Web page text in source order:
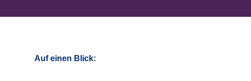
Auf einen Blick: